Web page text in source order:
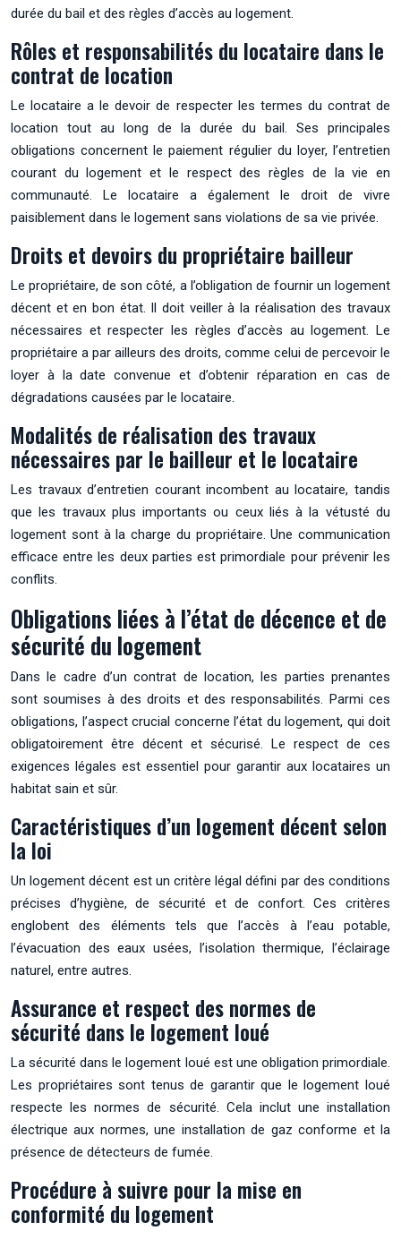
durée du bail et des règles d’accès au logement.
Rôles et responsabilités du locataire dans le
contrat de location
Le locataire a le devoir de respecter les termes du contrat de
location tout au long de la durée du bail. Ses principales
obligations concernent le paiement régulier du loyer, l’entretien
courant du logement et le respect des règles de la vie en
communauté. Le locataire a également le droit de vivre
paisiblement dans le logement sans violations de sa vie privée.
Droits et devoirs du propriétaire bailleur
Le propriétaire, de son côté, a l’obligation de fournir un logement
décent et en bon état. Il doit veiller à la réalisation des travaux
nécessaires et respecter les règles d’accès au logement. Le
propriétaire a par ailleurs des droits, comme celui de percevoir le
loyer à la date convenue et d’obtenir réparation en cas de
dégradations causées par le locataire.
Modalités de réalisation des travaux
nécessaires par le bailleur et le locataire
Les travaux d’entretien courant incombent au locataire, tandis
que les travaux plus importants ou ceux liés à la vétusté du
logement sont à la charge du propriétaire. Une communication
efficace entre les deux parties est primordiale pour prévenir les
conflits.
Obligations liées à l’état de décence et de
sécurité du logement
Dans le cadre d’un contrat de location, les parties prenantes
sont soumises à des droits et des responsabilités. Parmi ces
obligations, l’aspect crucial concerne l’état du logement, qui doit
obligatoirement être décent et sécurisé. Le respect de ces
exigences légales est essentiel pour garantir aux locataires un
habitat sain et sûr.
Caractéristiques d’un logement décent selon
la loi
Un logement décent est un critère légal défini par des conditions
précises d’hygiène, de sécurité et de confort. Ces critères
englobent des éléments tels que l’accès à l’eau potable,
l’évacuation des eaux usées, l’isolation thermique, l’éclairage
naturel, entre autres.
Assurance et respect des normes de
sécurité dans le logement loué
La sécurité dans le logement loué est une obligation primordiale.
Les propriétaires sont tenus de garantir que le logement loué
respecte les normes de sécurité. Cela inclut une installation
électrique aux normes, une installation de gaz conforme et la
présence de détecteurs de fumée.
Procédure à suivre pour la mise en
conformité du logement